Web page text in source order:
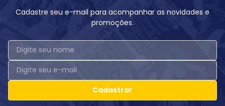
Cadastre seu e-mail para acompanhar as novidades e
promoções.
Cadastrar